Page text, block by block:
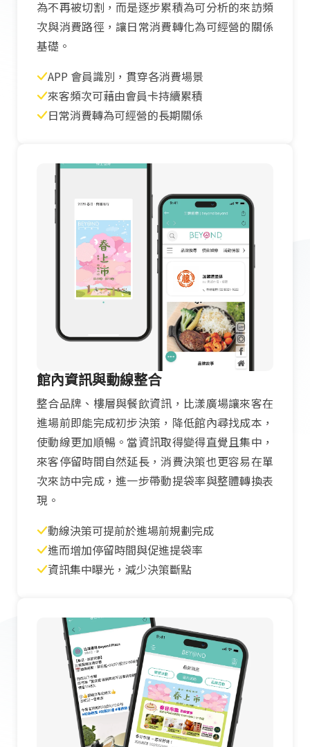
為不再被切割，而是逐步累積為可分析的來訪頻
次與消費路徑，讓日常消費轉化為可經營的關係
基礎。
APP 會員識別，貫穿各消費場景
來客頻次可藉由會員卡持續累積
日常消費轉為可經營的長期關係
館內資訊與動線整合
整合品牌、樓層與餐飲資訊，比漾廣場讓來客在
進場前即能完成初步決策，降低館內尋找成本，
使動線更加順暢。當資訊取得變得直覺且集中，
來客停留時間自然延長，消費決策也更容易在單
次來訪中完成，進一步帶動提袋率與整體轉換表
現。
動線決策可提前於進場前規劃完成
進而增加停留時間與促進提袋率
資訊集中曝光，減少決策斷點